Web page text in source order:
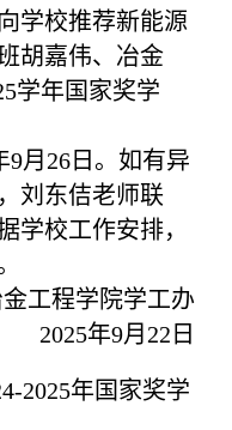
向学校推荐新能源
胡嘉伟、冶金
学年国家奖学
9月26日 。如有异
刘东佶老师联
学校工作安排，
工程学院学工办
2025年9月22日
2025年国家奖学